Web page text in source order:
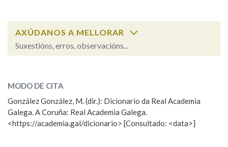
Nas definicións
Na fraseoloxía
AXÚDANOS A MELLORAR
Suxestións, erros, observacións...
ESCOLLE UNHA OPCIÓN:
Observación Hai un erro na palabra
Propoño mellorar a definición
MODO DE CITA
González González, M. (dir.): Dicionario da Real Academia
Galega. A Coruña: Real Academia Galega.
<https://academia.gal/dicionario> [Consultado: <data>]